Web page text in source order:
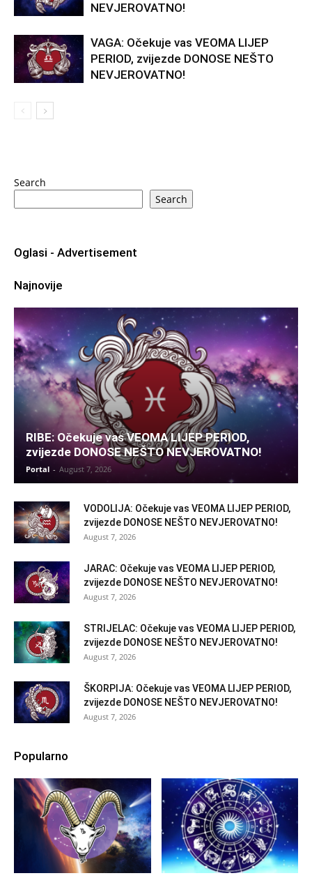
NEVJEROVATNO!
VAGA: Očekuje vas VEOMA LIJEP
PERIOD, zvijezde DONOSE NEŠTO
NEVJEROVATNO!
Search
Search
Oglasi - Advertisement
Najnovije
RIBE: Očekuje vas VEOMA LIJEP PERIOD,
zvijezde DONOSE NEŠTO NEVJEROVATNO!
Portal - August 7, 2026
VODOLIJA: Očekuje vas VEOMA LIJEP PERIOD,
zvijezde DONOSE NEŠTO NEVJEROVATNO!
August 7, 2026
JARAC: Očekuje vas VEOMA LIJEP PERIOD,
zvijezde DONOSE NEŠTO NEVJEROVATNO!
August 7, 2026
STRIJELAC: Očekuje vas VEOMA LIJEP PERIOD,
zvijezde DONOSE NEŠTO NEVJEROVATNO!
August 7, 2026
ŠKORPIJA: Očekuje vas VEOMA LIJEP PERIOD,
zvijezde DONOSE NEŠTO NEVJEROVATNO!
August 7, 2026
Popularno